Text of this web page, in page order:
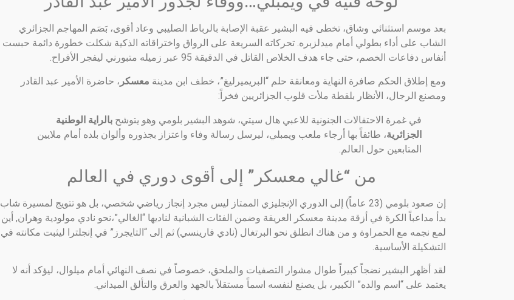
بعد موسم استثنائي وشاق، تخطى فيه البشير عقبة الإصابة بالرباط الصليبي وعاد أقوى، بَصَم المهاجم الجزائري
الشاب على أداء بطولي أمام ميدلزبره. تحركاته السريعة على الرواق واختراقاته الذكية شكلت خطورة دائمة حبست
أنفاس دفاعات الخصم، حتى جاء هدف الخلاص القاتل في الدقيقة 95 عبر زميله متبورني ليفجر الأفراح.
ومع إطلاق الحكم صافرة النهاية ومعانقة حلم “البريميرليغ”، خطف ابن مدينة معسكر ، حاضرة الأمير عبد القادر
ومصنع الرجال، الأنظار بلقطة ملأت قلوب الجزائريين فخراً:
في غمرة الاحتفالات الجنونية للاعبي هال سيتي، شوهد البشير بلومي وهو يتوشح بالراية الوطنية
الجزائرية، طائفاً بها أرجاء ملعب ويمبلي، ليرسل رسالة وفاء واعتزاز بجذوره وألوان بلده أمام ملايين
المتابعين حول العالم.
من “غالي معسكر” إلى أقوى دوري في العالم
إن صعود بلومي (23 عاماً) إلى الدوري الإنجليزي الممتاز
ليس مجرد إنجاز رياضي شخصي، بل هو تتويج لمسيرة شاب
بدأ مداعباً الكرة في أزقة مدينة معسكر العريقة وضمن الفئات الشبانية لناديها “الغالي”،نحو نادي مولودية وهران, أين
لمع نجمه مع الحمراوة و من هناك انطلق نحو البرتغال (نادي فارينسي) ثم إلى “التايجرز” في إنجلترا ليثبت مكانته في
التشكيلة الأساسية.
لقد أظهر البشير نضجاً كبيراً طوال مشوار التصفيات والملحق، خصوصاً في نصف النهائي أمام ميلوال، ليؤكد أنه لا
يعتمد على “اسم والده” الكبير، بل يصنع لنفسه اسماً مستقلاً بالجهد والعرق والتألق الميداني.